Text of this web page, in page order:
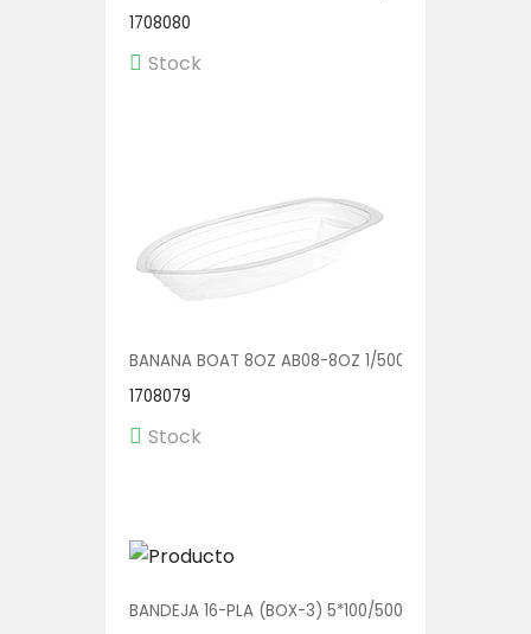
1708080
Stock
BANANA BOAT 8OZ AB08-8OZ 1/500
1708079
Stock
BANDEJA 16-PLA (BOX-3) 5*100/500